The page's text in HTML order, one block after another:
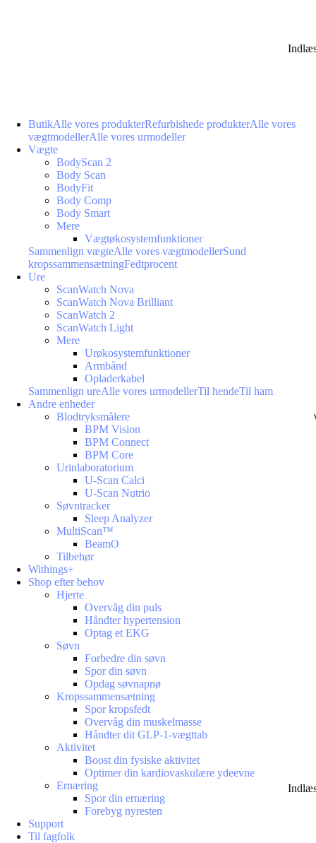
ButikAlle vores produkterRefurbishede produkterAlle vores
vægtmodellerAlle vores urmodeller
Vægte
BodyScan 2
Body Scan
BodyFit
Body Comp
Body Smart
Mere
Vægtøkosystemfunktioner
Sammenlign vægteAlle vores vægtmodellerSund
kropssammensætningFedtprocent
Ure
ScanWatch Nova
ScanWatch Nova Brilliant
ScanWatch 2
ScanWatch Light
Mere
Urøkosystemfunktioner
Armbånd
Opladerkabel
Sammenlign ureAlle vores urmodellerTil hendeTil ham
Andre enheder
Blodtryksmålere
BPM Vision
BPM Connect
BPM Core
Urinlaboratorium
U-Scan Calci
U-Scan Nutrio
Søvntracker
Sleep Analyzer
MultiScan™
BeamO
Tilbehør
Withings+
Shop efter behov
Hjerte
Overvåg din puls
Håndter hypertension
Optag et EKG
Søvn
Forbedre din søvn
Spor din søvn
Opdag søvnapnø
Kropssammensætning
Spor kropsfedt
Overvåg din muskelmasse
Håndter dit GLP-1-vægttab
Aktivitet
Boost din fysiske aktivitet
Optimer din kardiovaskulære ydeevne
Ernæring
Spor din ernæring
Forebyg nyresten
Support
Til fagfolk